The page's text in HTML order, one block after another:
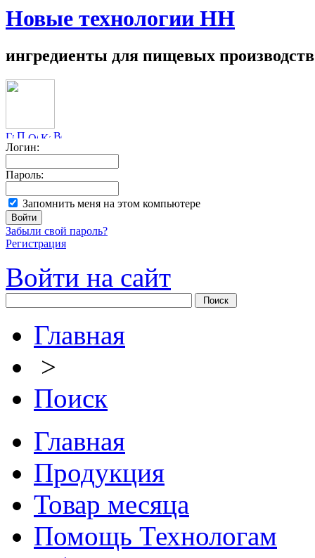
Новые технологии НН
ингредиенты для пищевых производств
Логин:
Пароль:
Запомнить меня на этом компьютере
Забыли свой пароль?
Регистрация
Войти на сайт
Главная
>
Поиск
Главная
Продукция
Товар месяца
Помощь Технологам